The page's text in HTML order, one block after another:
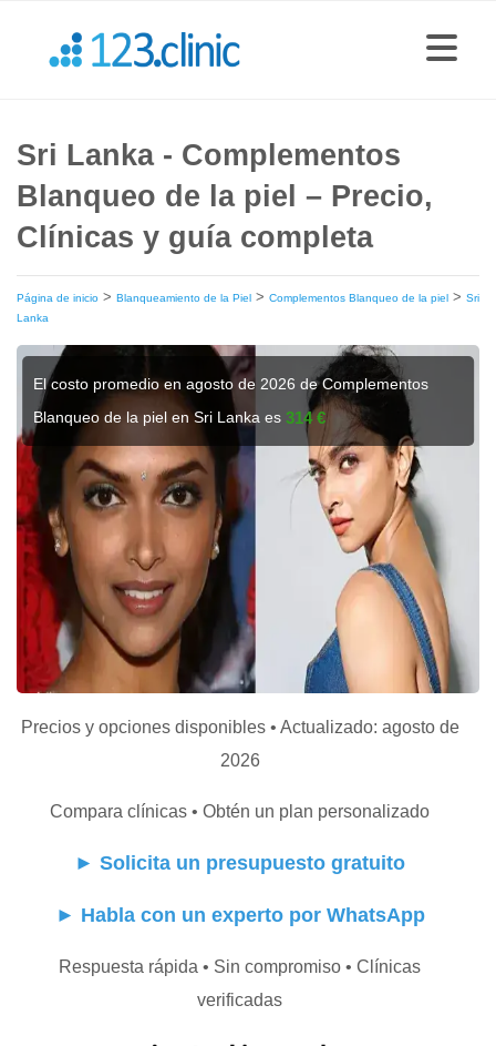
Sri Lanka - Complementos
Blanqueo de la piel – Precio,
Clínicas y guía completa
Página de inicio > Blanqueamiento de la Piel > Complementos Blanqueo de la piel > Sri
Lanka
El costo promedio en agosto de 2026 de Complementos
Blanqueo de la piel en Sri Lanka es314 €
Precios y opciones disponibles • Actualizado: agosto de
2026
Compara clínicas • Obtén un plan personalizado
► Solicita un presupuesto gratuito
► Habla con un experto por WhatsApp
Respuesta rápida • Sin compromiso • Clínicas
verificadas